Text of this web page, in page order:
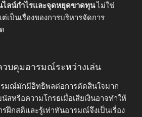
ไลน์กำไรและจุดหยุดขาดทุนไม่ใช่
เป็นเรื่องของการบริหารจัดการ
บคุมอารมณ์ระหว่างเล่น
รมณ์มักมีอิทธิพลต่อการตัดสินใจมาก
สหรือความโกรธเมื่อเสียเงินอาจทำให้
ฝึกสติและรู้เท่าทันอารมณ์จึงเป็นเรื่อง